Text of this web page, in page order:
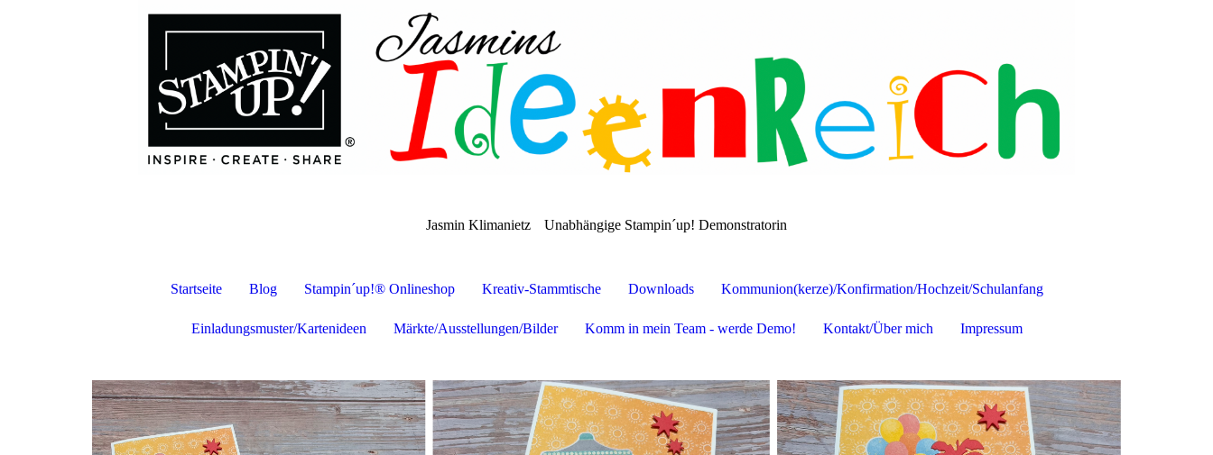
Jasmin Klimanietz Unabhängige Stampin´up! Demonstratorin
Startseite Blog Stampin´up!® Onlineshop Kreativ-Stammtische Downloads Kommunion(kerze)/Konfirmation/Hochzeit/Schulanfang
Einladungsmuster/Kartenideen Märkte/Ausstellungen/Bilder Komm in mein Team - werde Demo! Kontakt/Über mich Impressum